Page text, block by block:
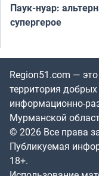
Паук-нуар:
супергерое
Region51.com —
территория
информационно-
Мурманской
© 2026 Все права
Публикуемая
18+.